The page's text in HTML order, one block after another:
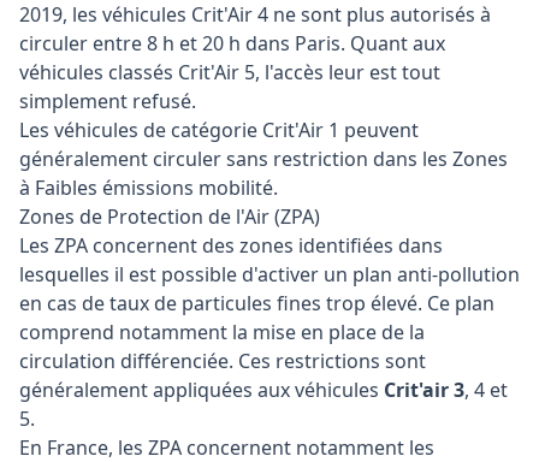
2019, les véhicules Crit'Air 4 ne sont plus autorisés à
circuler entre 8 h et 20 h dans Paris. Quant aux
véhicules classés Crit'Air 5, l'accès leur est tout
simplement refusé.
Les véhicules de catégorie Crit'Air 1 peuvent
généralement circuler sans restriction dans les Zones
à Faibles émissions mobilité.
Zones de Protection de l'Air (ZPA)
Les ZPA concernent des zones identifiées dans
lesquelles il est possible d'activer un plan anti-pollution
en cas de taux de particules fines trop élevé. Ce plan
comprend notamment la mise en place de la
circulation différenciée. Ces restrictions sont
généralement appliquées aux véhicules Crit'air 3, 4 et
5.
En France, les ZPA concernent notamment les